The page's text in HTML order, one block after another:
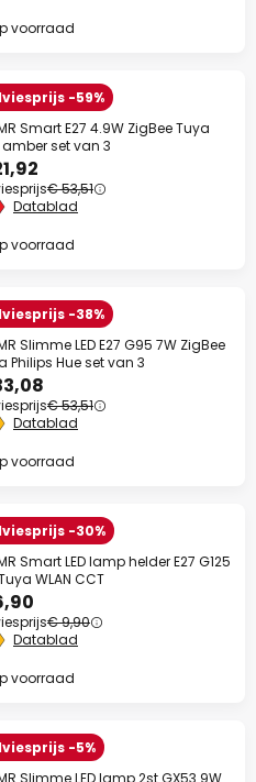
voorraad
-59%
Smart E27 4.9W ZigBee Tuya
amber set van 3
€ 53,51
Datablad
voorraad
-38%
Slimme LED E27 G95 7W ZigBee
Philips Hue set van 3
€ 53,51
Datablad
voorraad
-30%
Smart LED lamp helder E27 G125
WLAN CCT
€ 9,90
Datablad
voorraad
-5%
Slimme LED lamp 2st GX53 9W